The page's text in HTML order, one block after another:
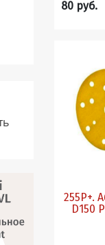
80 руб.
255Р+.
D150 P 220 15